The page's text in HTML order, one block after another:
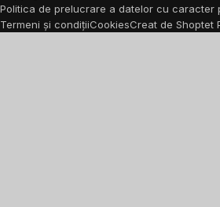
Politica de prelucrare a datelor cu caracter
Termeni și condițiiCookiesCreat de Shoptet